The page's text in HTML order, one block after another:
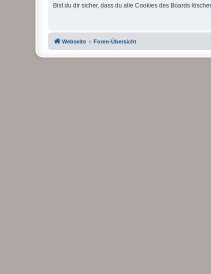
Bist du dir sicher, dass du alle Cookies des Boards
Webseite Foren-Übersicht